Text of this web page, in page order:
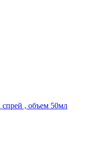
, объем 50мл